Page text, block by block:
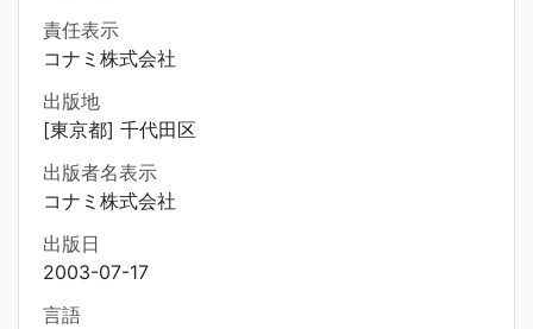
責任表示
コナミ株式会社
出版地
[東京都] 千代田区
出版者名表示
コナミ株式会社
出版日
2003-07-17
言語